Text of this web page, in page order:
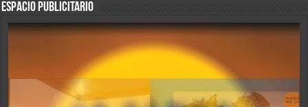
ESPACIO PUBLICITARIO